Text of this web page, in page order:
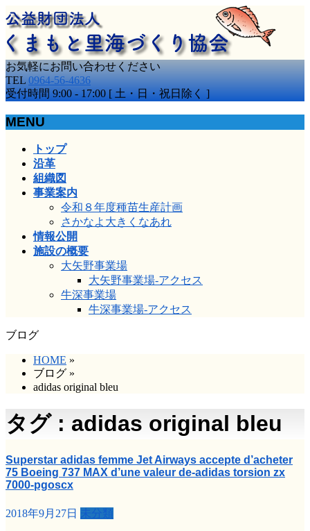
お気軽にお問い合わせください
TEL 0964-56-4636
受付時間 9:00 - 17:00 [ 土・日・祝日除く ]
MENU
トップ
沿革
組織図
事業案内
令和８年度種苗生産計画
さかなよ大きくなあれ
情報公開
施設の概要
大矢野事業場
大矢野事業場-アクセス
牛深事業場
牛深事業場-アクセス
ブログ
HOME »
ブログ »
adidas original bleu
タグ : adidas original bleu
Superstar adidas femme Jet Airways accepte d’acheter
75 Boeing 737 MAX d’une valeur de-adidas torsion zx
7000-pgoscx
2018年9月27日 未分類